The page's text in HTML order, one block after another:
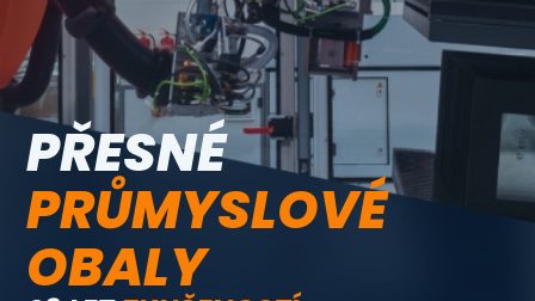
PŘESNÉ
PRŮMYSLOVÉ
OBALY